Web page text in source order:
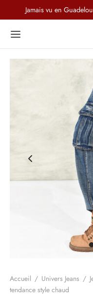
Jamais vu en
Accueil / Univers Jeans /
tendance style chaud